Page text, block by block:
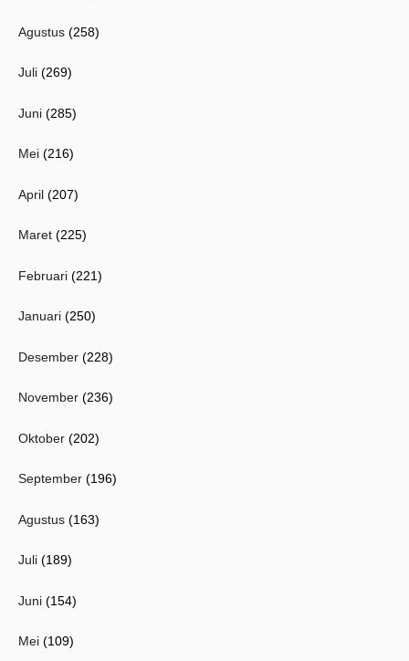
Agustus (258)
Juli (269)
Juni (285)
Mei (216)
April (207)
Maret (225)
Februari (221)
Januari (250)
Desember (228)
November (236)
Oktober (202)
September (196)
Agustus (163)
Juli (189)
Juni (154)
Mei (109)